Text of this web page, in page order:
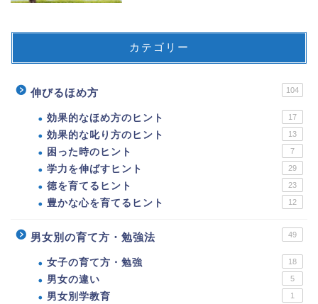
カテゴリー
伸びるほめ方 104
効果的なほめ方のヒント 17
効果的な叱り方のヒント 13
困った時のヒント 7
学力を伸ばすヒント 29
徳を育てるヒント 23
豊かな心を育てるヒント 12
男女別の育て方・勉強法 49
女子の育て方・勉強 18
男女の違い 5
男女別学教育 1